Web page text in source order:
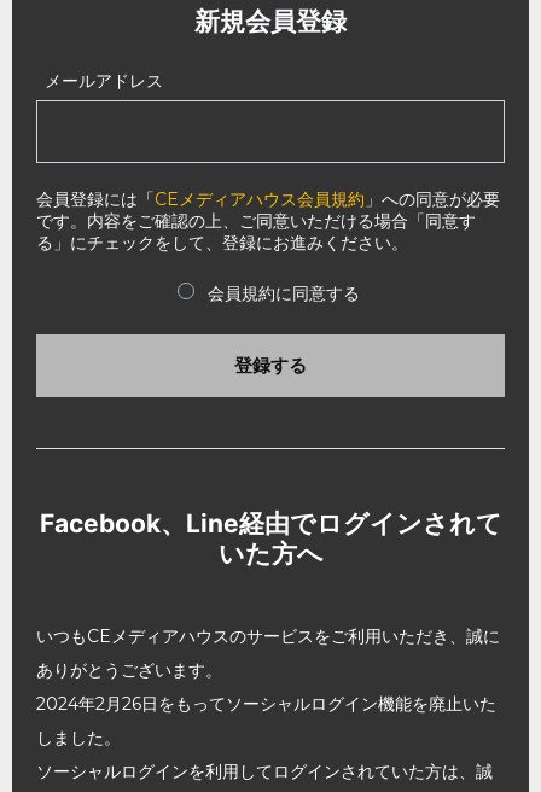
新規会員登録
メールアドレス
会員登録には「CEメディアハウス会員規約 」への同意が必要
です。内容をご確認の上、ご同意いただける場合「同意す
る」にチェックをして、登録にお進みください。
会員規約に同意する
登録する
Facebook、Line経由でログインされて
いた方へ
いつもCEメディアハウスのサービスをご利用いただき、誠に
ありがとうございます。
2024年2月26日をもってソーシャルログイン機能を廃止いた
しました。
ソーシャルログインを利用してログインされていた方は、誠